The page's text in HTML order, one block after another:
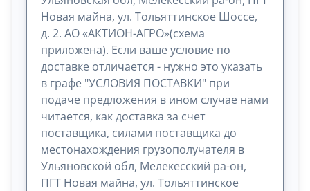
Новая майна, ул. Тольяттинское Шоссе,
д. 2. АО «АКТИОН-АГРО»(схема
приложена). Если ваше условие по
доставке отличается - нужно это указать
в графе "УСЛОВИЯ ПОСТАВКИ" при
подаче предложения в ином случае нами
читается, как доставка за счет
поставщика, силами поставщика до
местонахождения грузополучателя в
Ульяновской обл, Мелекесский ра-он,
ПГТ Новая майна, ул. Тольяттинское